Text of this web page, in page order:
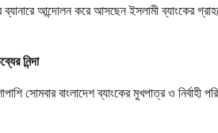
আন্দোলন করে আসছেন ইসলামী ব্যাংকের
নিন্দা
সোমবার বাংলাদেশ ব্যাংকের মুখপাত্র ও